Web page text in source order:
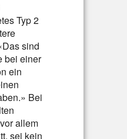
Typ 2
sind
bei einer
ein
Bei
allem
sei kein